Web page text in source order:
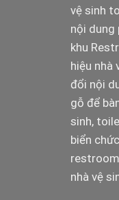
vệ sinh
nội dung
khu
hiệu nhà
đổi nội
gỗ để
sinh,
biển
nhà vệ